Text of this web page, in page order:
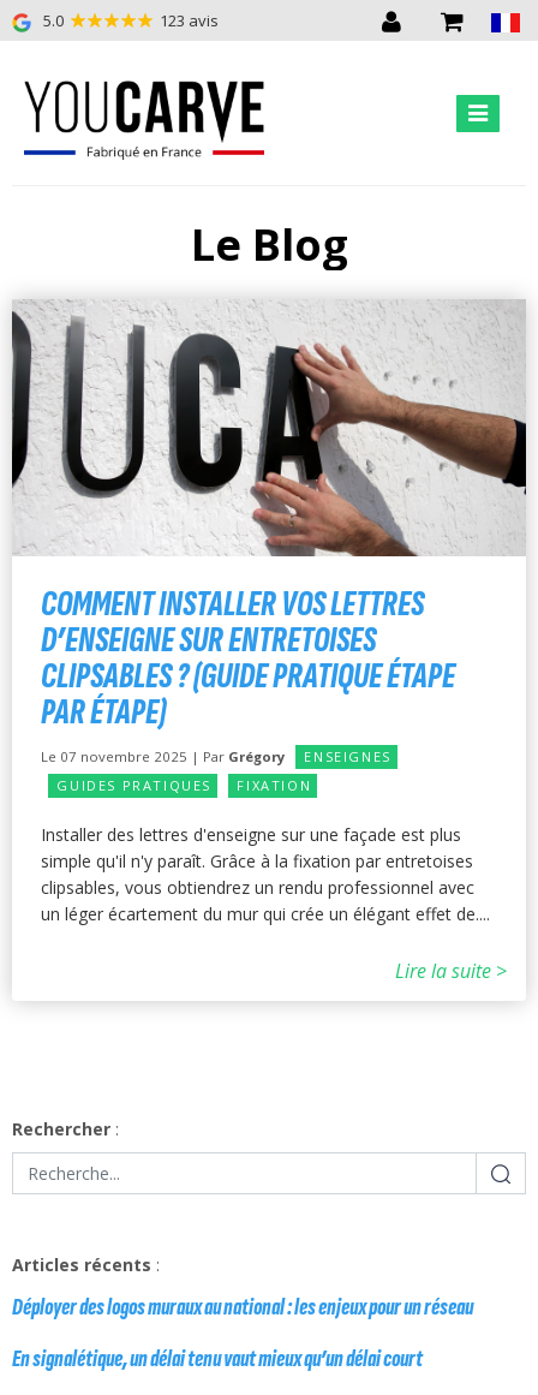
5.0 123 avis
Le Blog
COMMENT INSTALLER VOS LETTRES
D’ENSEIGNE SUR ENTRETOISES
CLIPSABLES ? (GUIDE PRATIQUE ÉTAPE
PAR ÉTAPE)
Le 07 novembre 2025 | Par Grégory
ENSEIGNES
GUIDES PRATIQUES
FIXATION
Installer des lettres d'enseigne sur une façade est plus
simple qu'il n'y paraît. Grâce à la fixation par entretoises
clipsables, vous obtiendrez un rendu professionnel avec
un léger écartement du mur qui crée un élégant effet de....
Lire la suite >
Rechercher :
Articles récents :
Déployer des logos muraux au national : les enjeux pour un réseau
En signalétique, un délai tenu vaut mieux qu’un délai court